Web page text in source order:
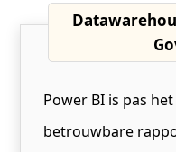
Power BI is pas
betrouwbare